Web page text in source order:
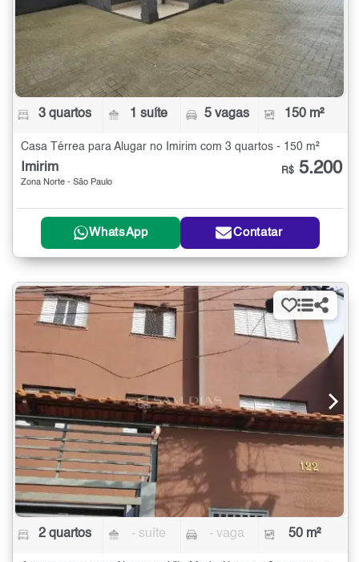
3 quartos 1 suíte 5 vagas 150 m²
Casa Térrea para Alugar no Imirim com 3 quartos - 150 m²
Imirim
Zona Norte - São Paulo
R$ 5.200
WhatsApp Contatar
2 quartos - suíte - vaga 50 m²